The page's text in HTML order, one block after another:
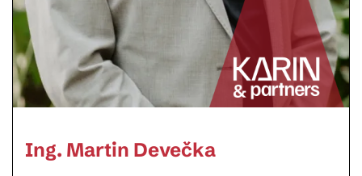
Ing. Martin Devečka